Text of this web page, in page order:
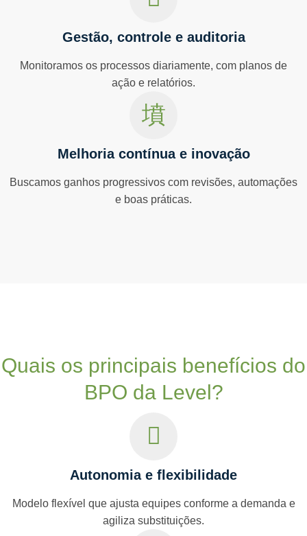
Gestão, controle e auditoria
Monitoramos os processos diariamente, com planos de
ação e relatórios.
Melhoria contínua e inovação
Buscamos ganhos progressivos com revisões, automações
e boas práticas.
Quais os principais benefícios do
BPO da Level?
Autonomia e flexibilidade
Modelo flexível que ajusta equipes conforme a demanda e
agiliza substituições.